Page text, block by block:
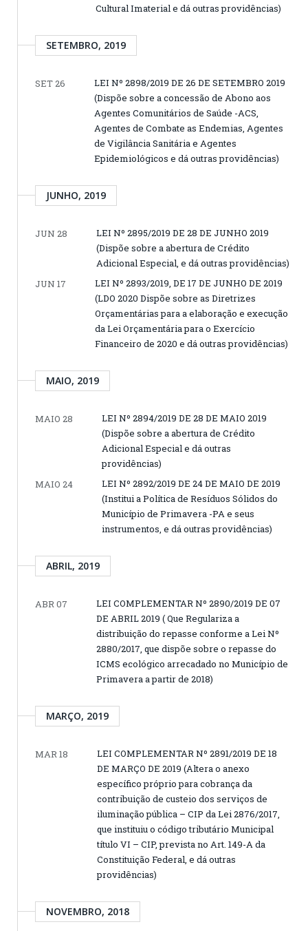
Cultural Imaterial e dá outras providências)
SETEMBRO, 2019
SET 26
LEI Nº 2898/2019 DE 26 DE SETEMBRO 2019
(Dispõe sobre a concessão de Abono aos
Agentes Comunitários de Saúde -ACS,
Agentes de Combate as Endemias, Agentes
de Vigilância Sanitária e Agentes
Epidemiológicos e dá outras providências)
JUNHO, 2019
JUN 28
LEI Nº 2895/2019 DE 28 DE JUNHO 2019
(Dispõe sobre a abertura de Crédito
Adicional Especial, e dá outras providências)
JUN 17
LEI Nº 2893/2019, DE 17 DE JUNHO DE 2019
(LDO 2020 Dispõe sobre as Diretrizes
Orçamentárias para a elaboração e execução
da Lei Orçamentária para o Exercício
Financeiro de 2020 e dá outras providências)
MAIO, 2019
MAIO 28
LEI Nº 2894/2019 DE 28 DE MAIO 2019
(Dispõe sobre a abertura de Crédito
Adicional Especial e dá outras
providências)
MAIO 24
LEI Nº 2892/2019 DE 24 DE MAIO DE 2019
(Institui a Política de Resíduos Sólidos do
Município de Primavera -PA e seus
instrumentos, e dá outras providências)
ABRIL, 2019
ABR 07
LEI COMPLEMENTAR Nº 2890/2019 DE 07
DE ABRIL 2019 ( Que Regulariza a
distribuição do repasse conforme a Lei Nº
2880/2017, que dispõe sobre o repasse do
ICMS ecológico arrecadado no Município de
Primavera a partir de 2018)
MARÇO, 2019
MAR 18
LEI COMPLEMENTAR Nº 2891/2019 DE 18
DE MARÇO DE 2019 (Altera o anexo
específico próprio para cobrança da
contribuição de custeio dos serviços de
iluminação pública – CIP da Lei 2876/2017,
que instituiu o código tributário Municipal
título VI – CIP, prevista no Art. 149-A da
Constituição Federal, e dá outras
providências)
NOVEMBRO, 2018